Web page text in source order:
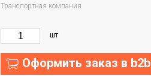
Транспортная компания
шт
Оформить заказ в b2b